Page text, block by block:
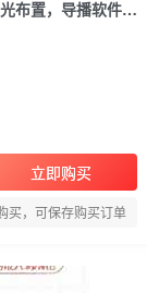
（15404期）虚拟直播间搭建全攻略，设备选型灯光布置，导播软件操作，多平台直播设置
立即购买
买，可保存购买订单